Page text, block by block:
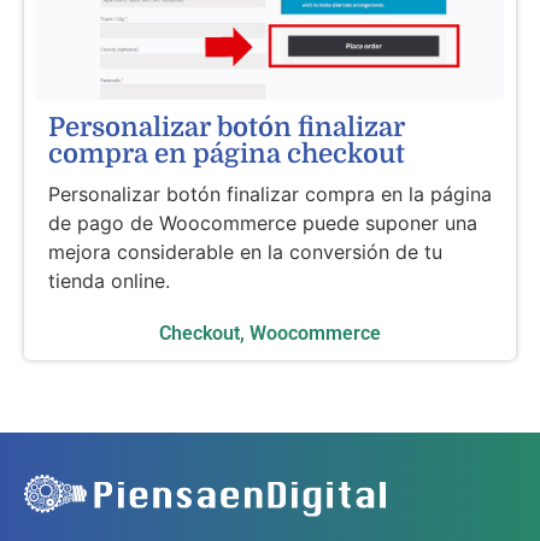
Personalizar botón finalizar
compra en página checkout
Personalizar botón finalizar compra en la página
de pago de Woocommerce puede suponer una
mejora considerable en la conversión de tu
tienda online.
Checkout, Woocommerce